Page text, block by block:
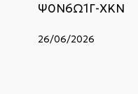
Ψ0Ν6Ω1Γ-ΧΚΝ
26/06/2026